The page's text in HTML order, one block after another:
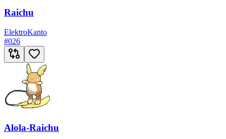
Raichu
ElektroKanto
#026
Alola-Raichu